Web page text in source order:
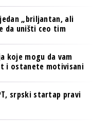
„briljantan, ali
da uništi ceo tim
koje mogu da vam
i ostanete motivisani
srpski startap pravi